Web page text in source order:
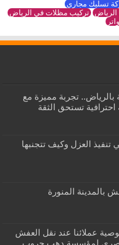
تسليك مجاري
تركيب مظلات في الرياض
تجربة مميزة مع
تستحق الثقة
بالمدينة المنورة
عملائنا عند نقل العفش